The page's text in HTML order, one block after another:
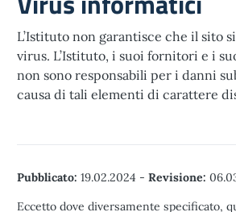
L’Istituto non garantisce che il sito
virus. L’Istituto, i suoi fornitori e i
non sono responsabili per i danni
causa di tali elementi di carattere
Pubblicato: 19.02.2024 - Revisione:
Eccetto dove diversamente specificato,